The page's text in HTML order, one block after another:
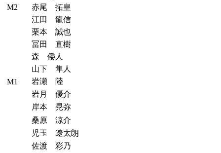
M2
赤尾 拓皇
江田 龍信
栗本 誠也
冨田 直樹
森 倭人
山下 隼人
M1
岩瀬 陸
岩月 優介
岸本 晃弥
桑原 涼介
児玉 遼太朗
佐渡 彩乃